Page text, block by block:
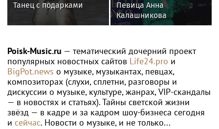
Танец с подарками
Певица Анна
Калашникова
призналась, что
волос
Poisk-Music.ru — тематический дочерний проект
популярных новостных сайтов Life24.pro и
BigPot.news о музыке, музыкантах, певцах,
композиторах (слухи, сплетни, разговоры и
дискуссии о музыке, культуре, жанрах, VIP-скандалы
— в новостях и статьях). Тайны светской жизни
звёзд — в кадре и за кадром шоу-бизнеса сегодня
и сейчас. Новости о музыке, и не только...